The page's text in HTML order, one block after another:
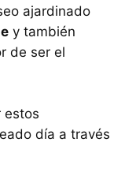
ajardinado
y también
de ser el
estos
día a través